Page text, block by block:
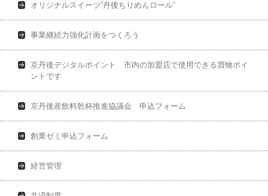
オリジナルスイーツ”丹後ちりめんロール”
事業継続力強化計画をつくろう
京丹後デジタルポイント 市内の加盟店で使用できる買物ポイ
ントです
京丹後産飲料乾杯推進協議会 申込フォーム
創業ゼミ申込フォーム
経営管理